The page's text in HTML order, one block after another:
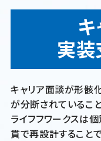
実装
キャリア面談が形骸
が分断されているこ
ライフフワークスは
貫で再設計すること